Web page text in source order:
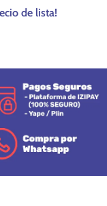
de lista!